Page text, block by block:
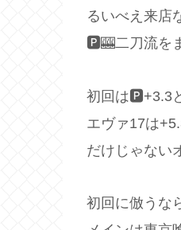
るいべえ来店
🅿️🎰二刀流を
初回は🅿️+3.3
エヴァ17は
だけじゃない
初回に倣うな